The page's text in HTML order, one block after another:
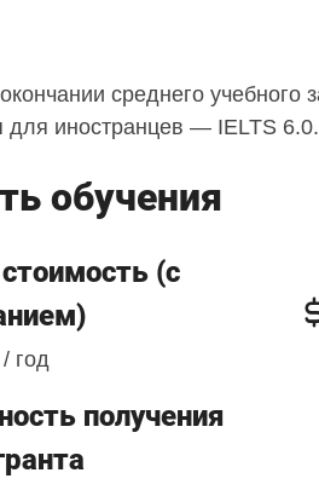
среднего
для иностранцев — IELTS 6.0.
обучения
(с
год
получения